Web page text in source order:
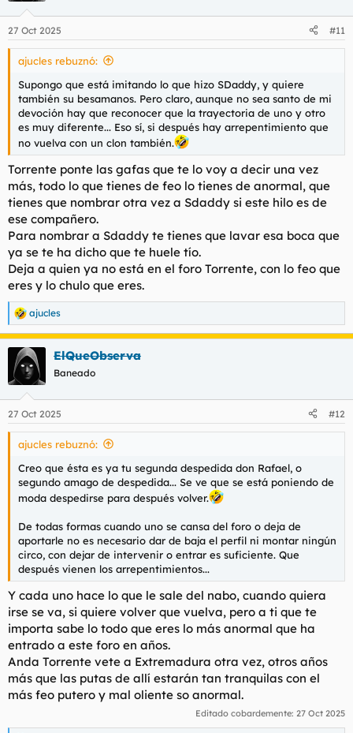
27 Oct 2025 #11
ajucles rebuznó:
Supongo que está imitando lo que hizo SDaddy, y quiere
también su besamanos. Pero claro, aunque no sea santo de mi
devoción hay que reconocer que la trayectoria de uno y otro
es muy diferente... Eso sí, si después hay arrepentimiento que
no vuelva con un clon también.
Torrente ponte las gafas que te lo voy a decir una vez
más, todo lo que tienes de feo lo tienes de anormal, que
tienes que nombrar otra vez a Sdaddy si este hilo es de
ese compañero.
Para nombrar a Sdaddy te tienes que lavar esa boca que
ya se te ha dicho que te huele tío.
Deja a quien ya no está en el foro Torrente, con lo feo que
eres y lo chulo que eres.
R
e
c
c
i
e
s
ajucles
ElQueObserva
Baneado
27 Oct 2025 #12
ajucles rebuznó:
Creo que ésta es ya tu segunda despedida don Rafael, o
segundo amago de despedida... Se ve que se está poniendo de
moda despedirse para después volver.
De todas formas cuando uno se cansa del foro o deja de
aportarle no es necesario dar de baja el perfil ni montar ningún
circo, con dejar de intervenir o entrar es suficiente. Que
después vienen los arrepentimientos...
Y cada uno hace lo que le sale del nabo, cuando quiera
irse se va, si quiere volver que vuelva, pero a ti que te
importa sabe lo todo que eres lo más anormal que ha
entrado a este foro en años.
Anda Torrente vete a Extremadura otra vez, otros años
más que las putas de allí estarán tan tranquilas con el
más feo putero y mal oliente so anormal.
Editado cobardemente: 27 Oct 2025